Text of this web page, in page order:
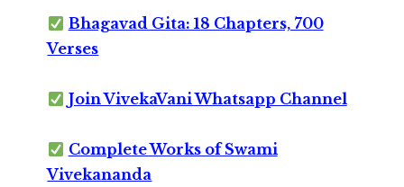
Bhagavad Gita: 18 Chapters, 700
Verses
Join VivekaVani Whatsapp Channel
Complete Works of Swami
Vivekananda